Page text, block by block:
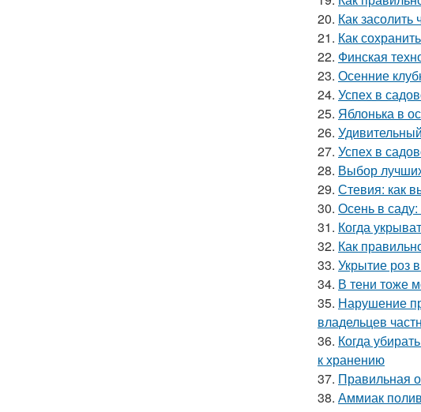
20. Как
21. Как
22. Финская
23. Осенние
24. Успех в
25. Яблонька в
26.
27. Успех в
28. Выбор
29. Стевия: как
30. Осень в
31. Когда
32. Как
33. Укрытие роз
34. В тени тоже
35. Нарушение
владельцев
36. Когда
к хранению
37. Правильная
38. Аммиак